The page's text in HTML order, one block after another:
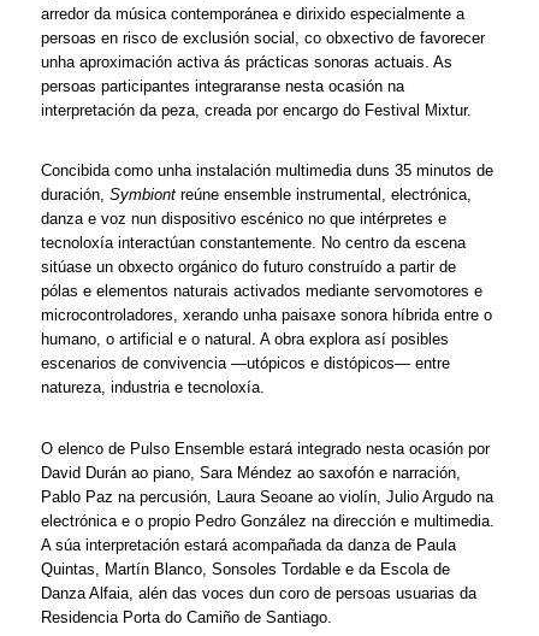
arredor da música contemporánea e dirixido especialmente a
persoas en risco de exclusión social, co obxectivo de favorecer
unha aproximación activa ás prácticas sonoras actuais. As
persoas participantes integraranse nesta ocasión na
interpretación da peza, creada por encargo do Festival Mixtur.
Concibida como unha instalación multimedia duns 35 minutos de
duración, Symbiont reúne ensemble instrumental, electrónica,
danza e voz nun dispositivo escénico no que intérpretes e
tecnoloxía interactúan constantemente. No centro da escena
sitúase un obxecto orgánico do futuro construído a partir de
pólas e elementos naturais activados mediante servomotores e
microcontroladores, xerando unha paisaxe sonora híbrida entre o
humano, o artificial e o natural. A obra explora así posibles
escenarios de convivencia —utópicos e distópicos— entre
natureza, industria e tecnoloxía.
O elenco de Pulso Ensemble estará integrado nesta ocasión por
David Durán ao piano, Sara Méndez ao saxofón e narración,
Pablo Paz na percusión, Laura Seoane ao violín, Julio Argudo na
electrónica e o propio Pedro González na dirección e multimedia.
A súa interpretación estará acompañada da danza de Paula
Quintas, Martín Blanco, Sonsoles Tordable e da Escola de
Danza Alfaia, alén das voces dun coro de persoas usuarias da
Residencia Porta do Camiño de Santiago.